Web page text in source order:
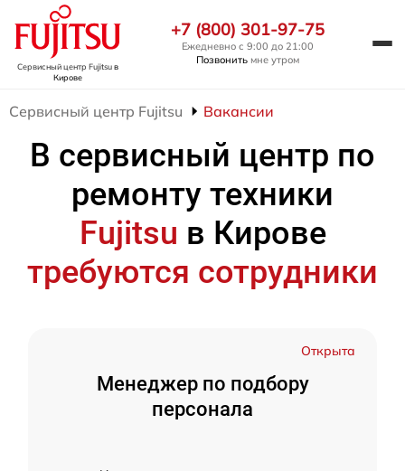
Сервисный центр Fujitsuв
Кирове
+7 (800) 301-97-75
Ежедневно с 9:00 до 21:00
Позвонить мне утром
Сервисный центр Fujitsu Вакансии
В сервисный центр по
ремонту техники
Fujitsu в Кирове
требуются сотрудники
Открыта
Менеджер по подбору
персонала